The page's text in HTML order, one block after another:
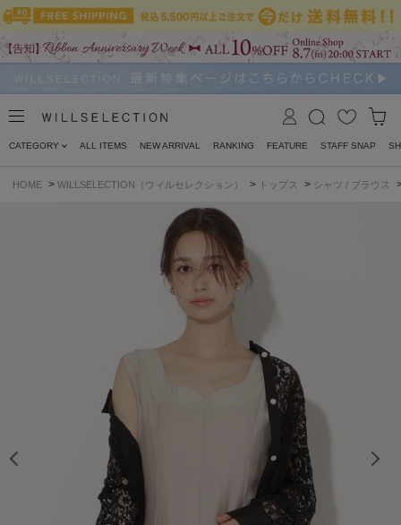
CATEGORY ALL ITEMS NEW ARRIVAL RANKING FEATURE STAFF SNAP
HOME > WILLSELECTION（ウィルセレクション） > トップス > シャツ / ブラウス